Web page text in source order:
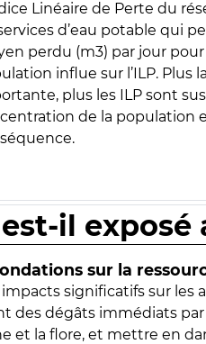
Linéaire de Perte du
d’eau potable qui
perdu (m3) par jour
influe sur l’ILP. Plus
plus les ILP sont
de la population
il exposé
sur la
significatifs sur
des dégâts immédiats
et la flore, et mettre en